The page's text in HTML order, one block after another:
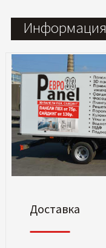
Информация
Доставка